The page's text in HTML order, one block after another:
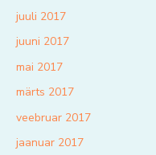
juuli 2017
juuni 2017
mai 2017
märts 2017
veebruar 2017
jaanuar 2017